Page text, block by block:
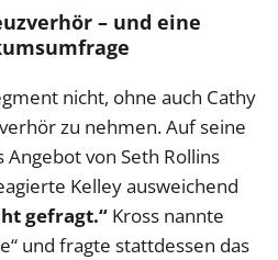
– und eine
nicht, ohne auch Cathy
zu nehmen. Auf seine
Angebot von Seth Rollins
Kelley ausweichend
gefragt.“ Kross nannte
und fragte stattdessen das